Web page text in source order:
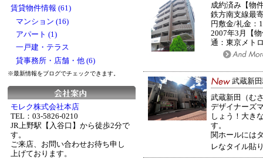
賃貸物件情報 (61)
マンション (16)
アパート (1)
一戸建・テラス
貸事務所・店舗・他 (6)
※最新情報をブログでチェックできます。
モレク株式会社本店
TEL：03-5826-0210
JR上野駅【入谷口】から徒歩2分で
す。
ご来店、お問い合わせお待ち申し
上げております。
成約済み【物
鉄方南支線最
円敷金/礼金：
2007年3月【
通：東京メト
武蔵新
武蔵新田（む
デザイナー
しょう！大き
す。 オシ
関ホールには
レなタイル貼